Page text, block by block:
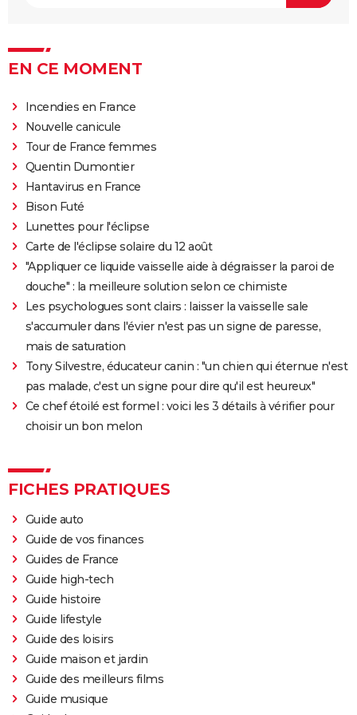
Kingsman 3 : date, casting.... Ce que l'on sait sur le
film
Wars
The Northman
sur le film
Fantastic Four : privé de réalisateur, où en est le film
des Quatre Fantastiques ?
The Batman 2 : la suite annoncée, Matt Reeves et
Robert Pattinson de retour
Spider-Man Brand New Day : Tom Holland retrouve
des visages familiers de Marvel dans la bande-
annonce
Legend of Zelda, le film : qui sont Bo Bragason et
Benjamin Evan Ainsworth, les acteurs principaux ?
EN CE MOMENT
Incendies en France
Nouvelle canicule
Tour de France femmes
Quentin Dumontier
Hantavirus en France
Bison Futé
Lunettes pour l'éclipse
Carte de l'éclipse solaire du 12 août
"Appliquer ce liquide vaisselle aide à dégraisser la paroi de
douche" : la meilleure solution selon ce chimiste
Les psychologues sont clairs : laisser la vaisselle sale
s'accumuler dans l'évier n'est pas un signe de paresse,
mais de saturation
Tony Silvestre, éducateur canin : "un chien qui éternue n'est
pas malade, c'est un signe pour dire qu'il est heureux"
Ce chef étoilé est formel : voici les 3 détails à vérifier pour
choisir un bon melon
FICHES PRATIQUES
Guide auto
Guide de vos finances
Guides de France
Guide high-tech
Guide histoire
Guide lifestyle
Guide des loisirs
Guide maison et jardin
Guide des meilleurs films
Guide musique